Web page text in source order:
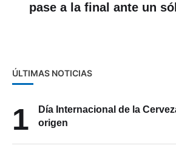
Un PSG favorito se
1
Día Internacional de la